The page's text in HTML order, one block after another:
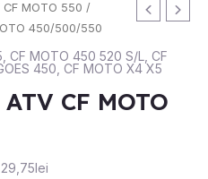
CF MOTO 550 /
450/500/550
CF MOTO 450 520 S/L
CF
450 CF MOTO X4 X5
CF MOTO